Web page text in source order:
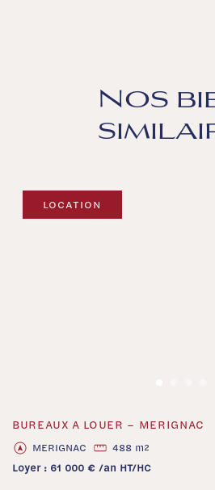
Nos
‹ ›
LOCATION
BUREAUX A LOUER – MERIGNAC
MERIGNAC 488 m2
Loyer : 61 000 € /an HT/HC